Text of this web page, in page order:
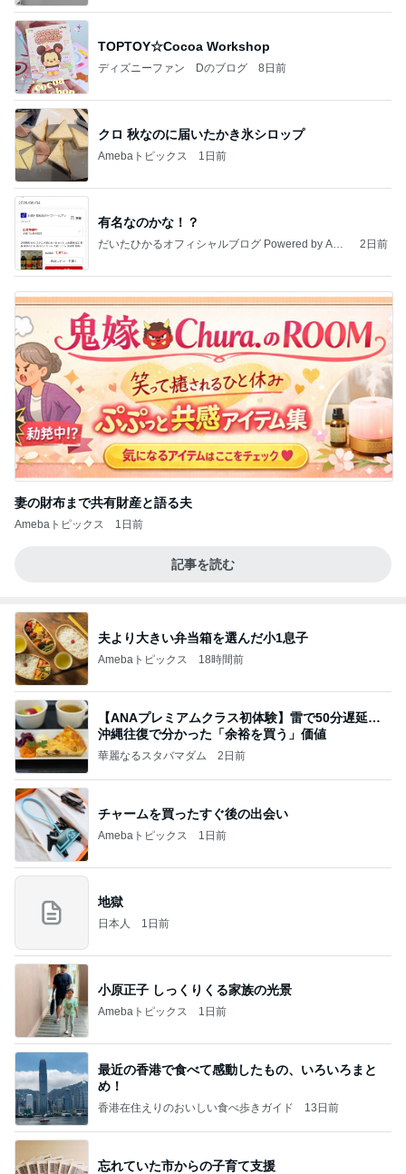
TOPTOY☆Cocoa Workshop
ディズニーファン Dのブログ 8日前
クロ 秋なのに届いたかき氷シロップ
Amebaトピックス 1日前
有名なのかな！？
だいたひかるオフィシャルブログ Powered by Ame
2日前
妻の財布まで共有財産と語る夫
Amebaトピックス 1日前
記事を読む
夫より大きい弁当箱を選んだ小1息子
Amebaトピックス 18時間前
【ANAプレミアムクラス初体験】雷で50分遅延…
沖縄往復で分かった「余裕を買う」価値
華麗なるスタバマダム 2日前
チャームを買ったすぐ後の出会い
Amebaトピックス 1日前
地獄
日本人 1日前
小原正子 しっくりくる家族の光景
Amebaトピックス 1日前
最近の香港で食べて感動したもの、いろいろまと
め！
香港在住えりのおいしい食べ歩きガイド 13日前
忘れていた市からの子育て支援